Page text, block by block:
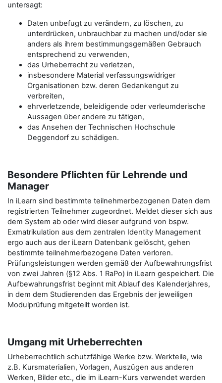
untersagt:
Daten unbefugt zu verändern, zu löschen, zu
unterdrücken, unbrauchbar zu machen und/oder sie
anders als ihrem bestimmungsgemäßen Gebrauch
entsprechend zu verwenden,
das Urheberrecht zu verletzen,
insbesondere Material verfassungswidriger
Organisationen bzw. deren Gedankengut zu
verbreiten,
ehrverletzende, beleidigende oder verleumderische
Aussagen über andere zu tätigen,
das Ansehen der Technischen Hochschule
Deggendorf zu schädigen.
Besondere Pflichten für Lehrende und
Manager
In iLearn sind bestimmte teilnehmerbezogenen Daten dem
registrierten Teilnehmer zugeordnet. Meldet dieser sich aus
dem System ab oder wird dieser aufgrund von bspw.
Exmatrikulation aus dem zentralen Identity Management
ergo auch aus der iLearn Datenbank gelöscht, gehen
bestimmte teilnehmerbezogene Daten verloren.
Prüfungsleistungen werden gemäß der Aufbewahrungsfrist
von zwei Jahren (§12 Abs. 1 RaPo) in iLearn gespeichert. Die
Aufbewahrungsfrist beginnt mit Ablauf des Kalenderjahres,
in dem dem Studierenden das Ergebnis der jeweiligen
Modulprüfung mitgeteilt worden ist.
Umgang mit Urheberrechten
Urheberrechtlich schutzfähige Werke bzw. Werkteile, wie
z.B. Kursmaterialien, Vorlagen, Auszügen aus anderen
Werken, Bilder etc., die im iLearn-Kurs verwendet werden